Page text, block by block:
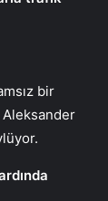
bir
Aleksander